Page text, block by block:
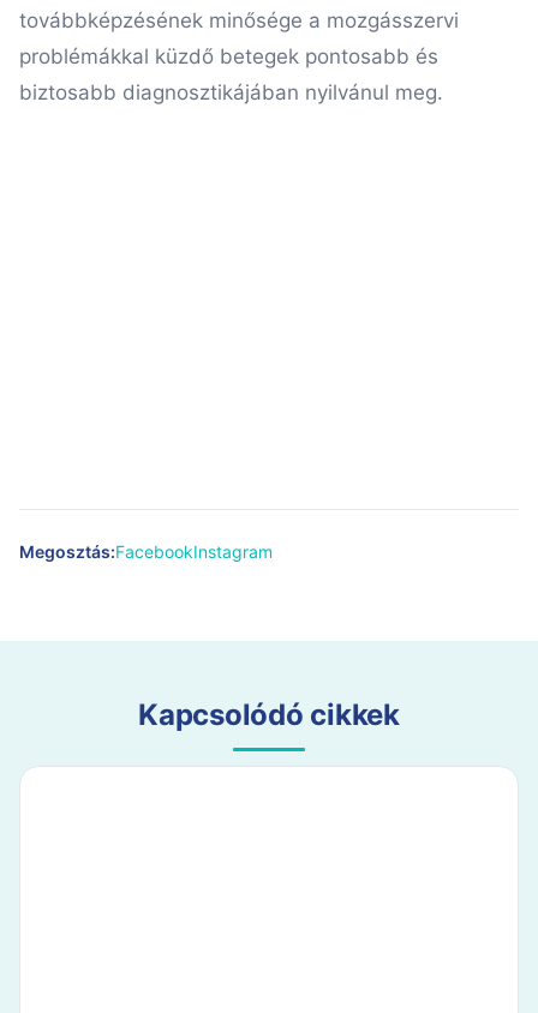
továbbképzésének minősége a mozgásszervi
problémákkal küzdő betegek pontosabb és
biztosabb diagnosztikájában nyilvánul meg.
Megosztás:FacebookInstagram
Kapcsolódó cikkek